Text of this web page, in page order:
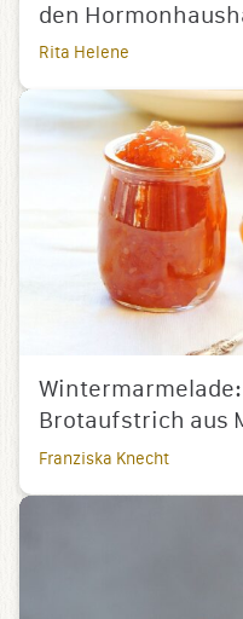
den
Rita Helene
Brotaufstrich aus
Franziska Knecht